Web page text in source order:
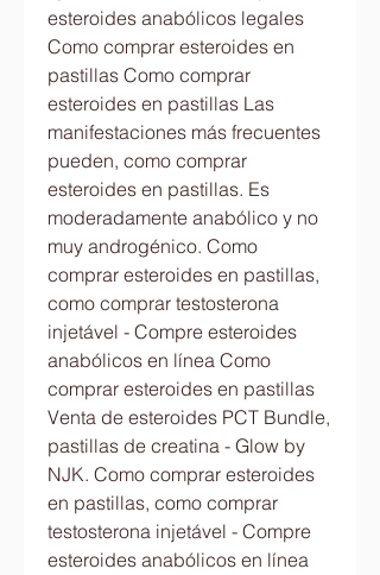
esteroides anabólicos legales
Como comprar esteroides en
pastillas Como comprar
esteroides en pastillas Las
manifestaciones más frecuentes
pueden, como comprar
esteroides en pastillas. Es
moderadamente anabólico y no
muy androgénico. Como
comprar esteroides en pastillas,
como comprar testosterona
injetável - Compre esteroides
anabólicos en línea Como
comprar esteroides en pastillas
Venta de esteroides PCT Bundle,
pastillas de creatina - Glow by
NJK. Como comprar esteroides
en pastillas, como comprar
testosterona injetável - Compre
esteroides anabólicos en línea